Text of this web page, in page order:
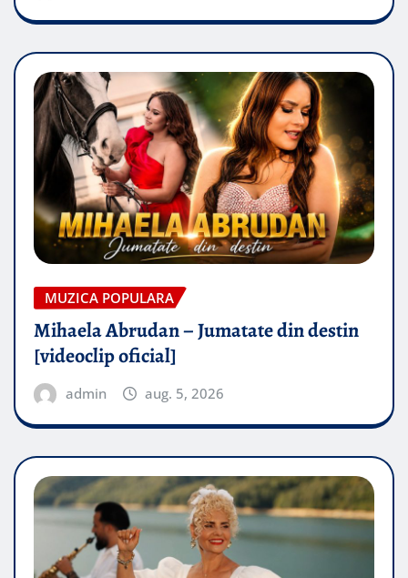
MUZICA POPULARA
Mihaela Abrudan – Jumatate din destin
[videoclip oficial]
admin aug. 5, 2026